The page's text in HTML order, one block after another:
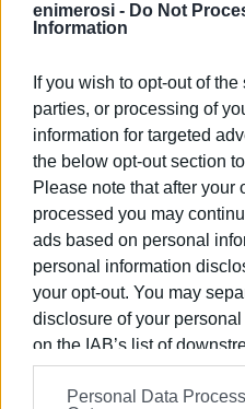
enimerosi - Do Not
Information
If you wish to opt-out of
parties, or processing of
information for targeted
the below opt-out section
Please note that after your
processed you may
ads based on personal
personal information
your opt-out. You may
disclosure of your
on the IAB’s list of
information may also be
on theIAB’s List of
Personal Data
Η πρώτη εμφάνιση της
σχολείου ήταν μια
παιδιά παρουσίασαν ένα
χριστουγεννιάτικες
μοναδική ατμόσφαιρα.
Το Χριστουγεννιάτικο
Σύλλογο γονέων κι
το κοινό με τις μοναδικές
από γονείς και παιδιά.
προμηθευτούν πρωτότυπα
τους, στηρίζοντας
Συλλόγου.